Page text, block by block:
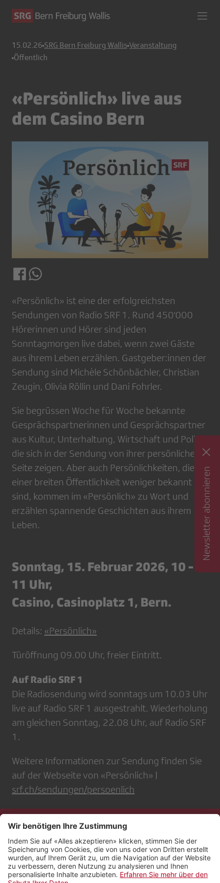
15.02.26 SRG Bern Freiburg Wallis Veranstaltung
Öffentlich
«Persönlich» live aus
dem Casino Bern
«Persönlich» ist eine der erfolgreichsten
Sendungen von Radio SRF 1. Rund 450'000
Hörerinnen und Hörer sind jeden
Sonntagmorgen live dabei, wenn zwei Gäste
aus ihrem Leben erzählen. Gastgeber:innen der
Sendung sind Michèle Schönbächler, Christian
Zeugin, Olivia Röllin und Dani Fohrler.
Sie begrüssen Woche für Woche bekannte
Gesprächspartnerinnen und Gesprächspartner
aus Kultur, Unterhaltung, Wirtschaft und Politik,
die sich in der Sendung von ihrer persönlichen
Seite zeigen. Aber auch Persönlichkeiten, die
einer breiten Öffentlichkeit weniger bekannt
sind, kommen im «Persönlich» zu Wort und
erzählen spannende Geschichten aus ihrem
Leben.
Sonntag, 15. Februar 2026, 10 -
11 Uhr,
Casino, Casinoplatz 1, Bern.
Details: «Persönlich»
Türöffnung 09.00 Uhr, freier Eintritt.
Auf Radio SRF 1
Die Radiosendung wird sonntags um 10.03 Uhr
live auf Radio SRF 1 ausgestrahlt. Wiederholung
am gleichen Sonntag, 22.08 Uhr, auf Radio SRF
1.
Weitere Informationen zur Sendung finden Sie
auf der Webseite von «Persönlich» |
srf.ch/sendungen/persoenlich
Newsletter abonnieren
Kontakt
Impressum
Rechtliches